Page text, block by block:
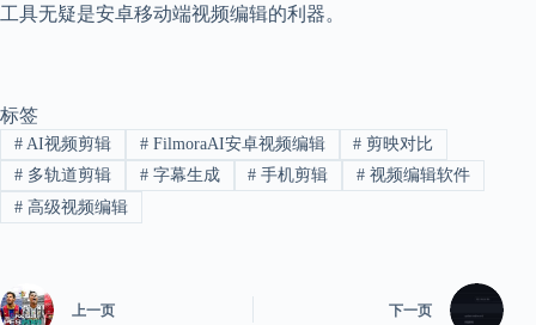
工具无疑是安卓移动端视频编辑的利器。
标签
#AI视频剪辑 #FilmoraAI安卓视频编辑 # 剪映对比
#多轨道剪辑 #字幕生成 # 手机剪辑 # 视频编辑软件
#高级视频编辑
上一页 下一页